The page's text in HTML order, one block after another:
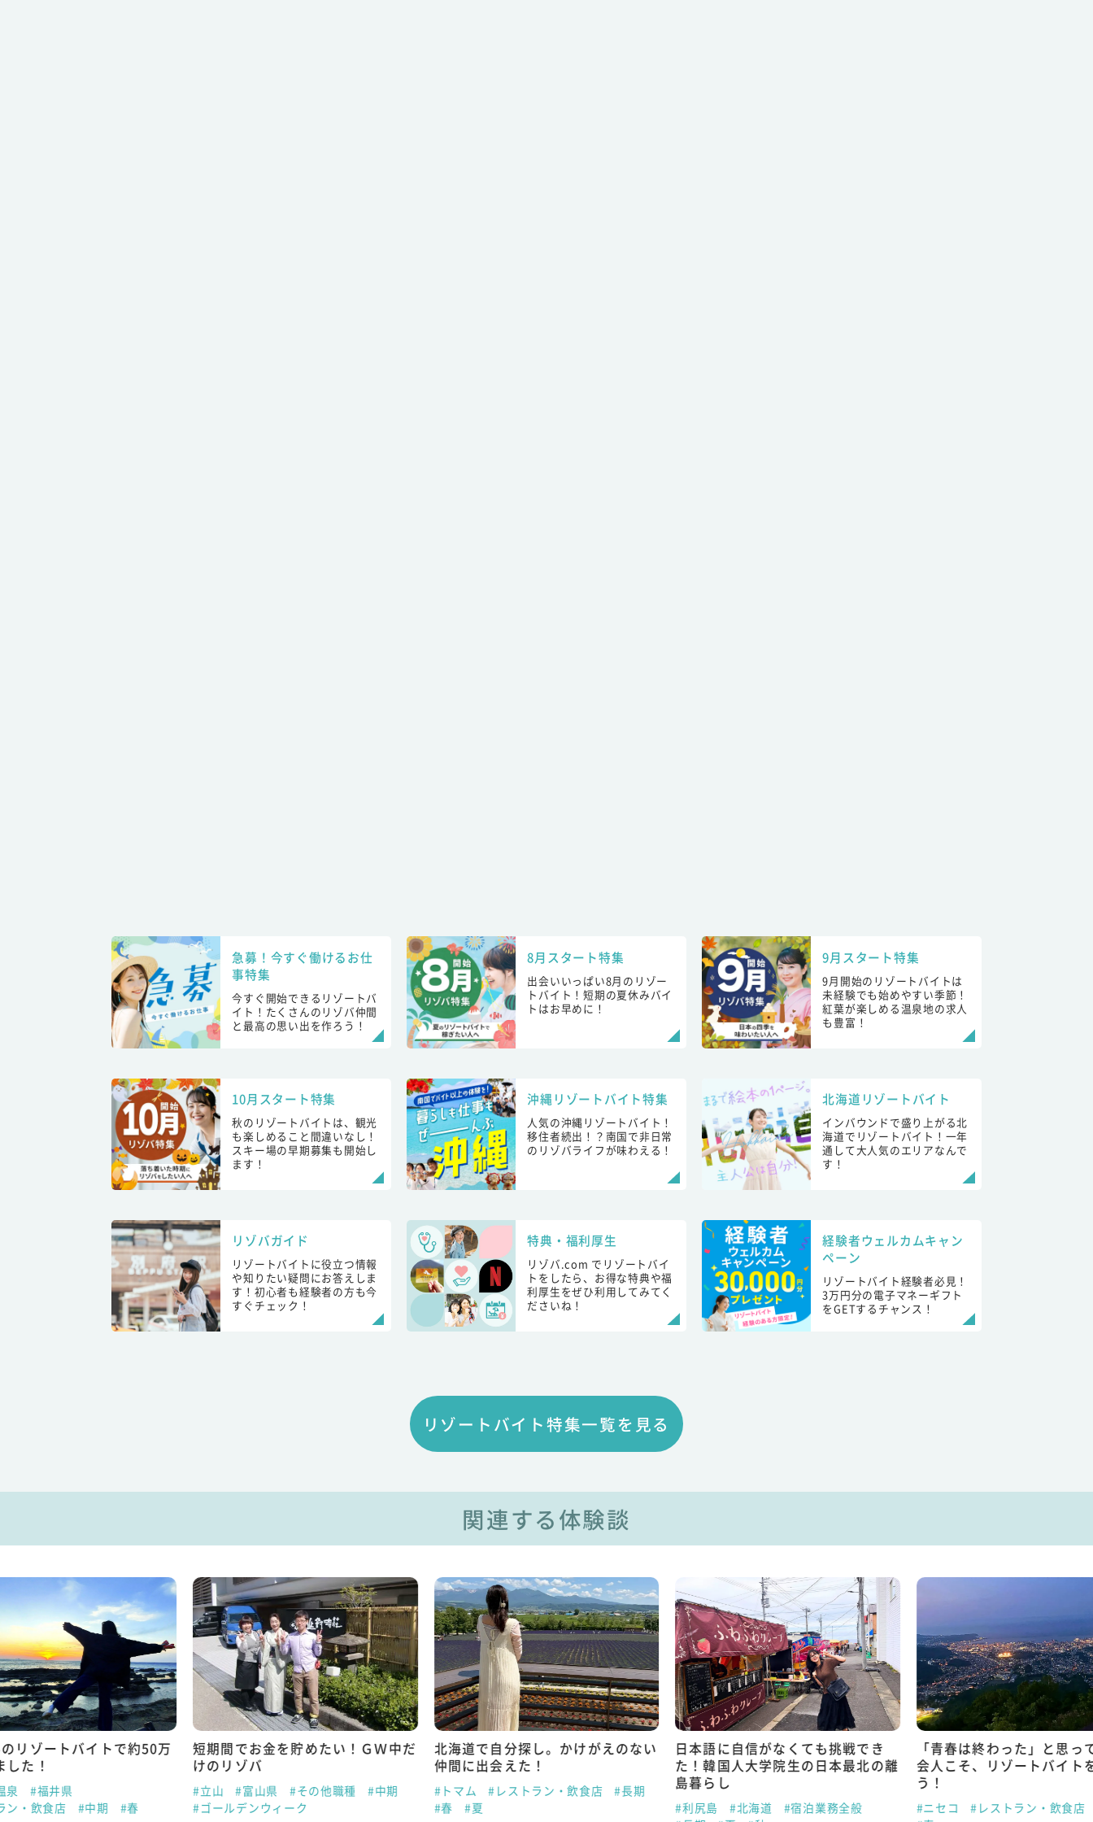
急募！今すぐ働けるお仕
事特集
今すぐ開始できるリゾートバ
イト！たくさんのリゾバ仲間
と最高の思い出を作ろう！
8月スタート特集
出会いいっぱい8月のリゾー
トバイト！短期の夏休みバイ
トはお早めに！
9月スタート特集
9月開始のリゾートバイトは
未経験でも始めやすい季節！
紅葉が楽しめる温泉地の求人
も豊富！
10月スタート特集
秋のリゾートバイトは、観光
も楽しめること間違いなし！
スキー場の早期募集も開始し
ます！
沖縄リゾートバイト特集
人気の沖縄リゾートバイト！
移住者続出！？南国で非日常
のリゾバライフが味わえる！
北海道リゾートバイト
インバウンドで盛り上がる北
海道でリゾートバイト！一年
通して大人気のエリアなんで
す！
リゾバガイド
リゾートバイトに役立つ情報
や知りたい疑問にお答えしま
す！初心者も経験者の方も今
すぐチェック！
特典・福利厚生
リゾバ.com でリゾートバイ
トをしたら、お得な特典や福
利厚生をぜひ利用してみてく
ださいね！
経験者ウェルカムキャン
ペーン
リゾートバイト経験者必見！
3万円分の電子マネーギフト
をGETするチャンス！
リゾートバイト特集一覧を見る
関連する体験談
リゾートバイトで約50万
した！
泉
#福井県
ン・飲食店
#中期 #春
短期間でお金を貯めたい！ＧＷ中だ
けのリゾバ
#立山 #富山県 #その他職種
#中期
#ゴールデンウィーク
北海道で自分探し。かけがえのない
仲間に出会えた！
#トマム #レストラン・飲食店
#長期
#春
#夏
日本語に自信がなくても挑戦でき
た！韓国人大学院生の日本最北の離
島暮らし
#利尻島 #北海道
#宿泊業務全般
「青春は終わった」と思っ
会人こそ、リゾートバイト
う！
#ニセコ
#レストラン・飲食店